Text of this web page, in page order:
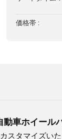
価格帯 :
車ホイール
スタマイズい